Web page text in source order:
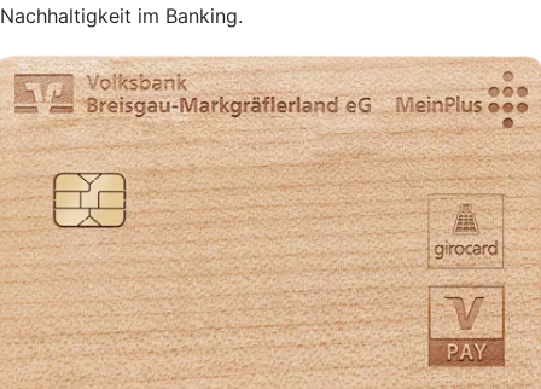
Nachhaltigkeit im Banking.